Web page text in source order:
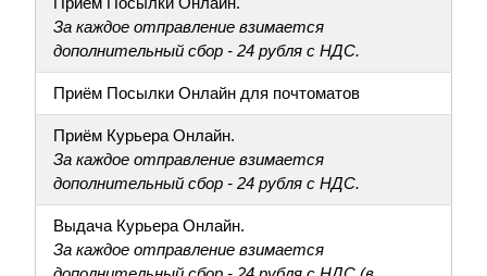
За каждое отправление взимается
дополнительный сбор - 24 рубля с НДС.
Приём Посылки Онлайн для почтоматов
Приём Курьера Онлайн.
За каждое отправление взимается
дополнительный сбор - 24 рубля с НДС.
Выдача Курьера Онлайн.
За каждое отправление взимается